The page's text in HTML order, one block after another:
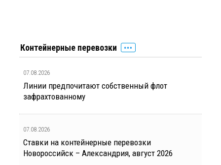
Контейнерные перевозки
07.08.2026
Линии предпочитают собственный флот
зафрахтованному
07.08.2026
Ставки на контейнерные перевозки
Новороссийск – Александрия, август 2026